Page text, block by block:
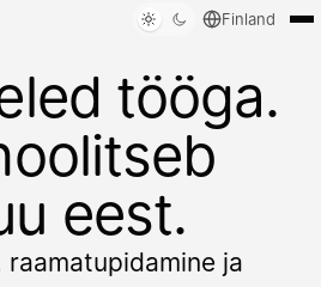
Finland
tööga.
eest.
ja